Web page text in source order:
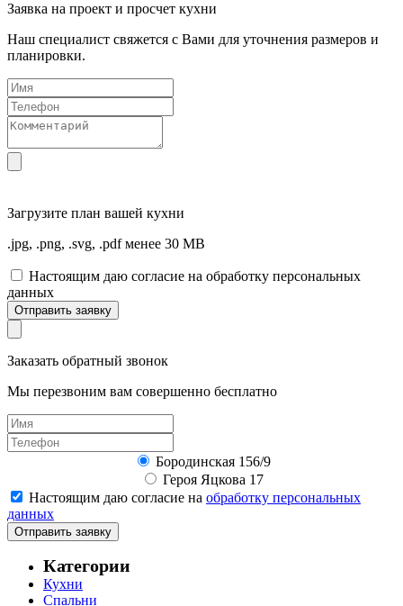
Заявка на проект и просчет кухни
Наш специалист свяжется с Вами для уточнения размеров и
планировки.
Загрузите план вашей кухни
.jpg, .png, .svg, .pdf менее 30 MB
Настоящим даю согласие на обработку персональных
данных
Отправить заявку
Заказать обратный звонок
Мы перезвоним вам совершенно бесплатно
Бородинская 156/9
Героя Яцкова 17
Настоящим даю согласие на обработку персональных
данных
Отправить заявку
Категории
Кухни
Спальни